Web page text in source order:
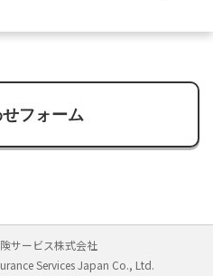
フォーム
サービス株式会社
Services Japan Co., Ltd.